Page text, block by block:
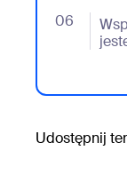
06
- Jumplink
Udostępnij